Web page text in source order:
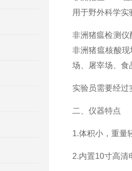
用于野外科学实
非洲猪瘟检测
非洲猪瘟核酸
场、屠宰场、食
实验员需要经过
二、仪器特点
1.体积小，重量
2.内置10寸高清